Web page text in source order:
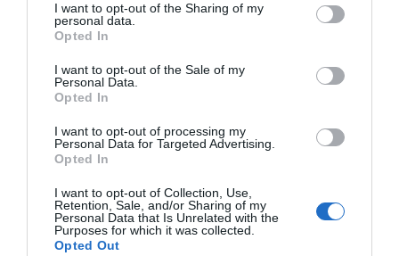
I want to opt-out of the Sharing of my
personal data.
Opted In
I want to opt-out of the Sale of my
Personal Data.
Opted In
I want to opt-out of processing my
Personal Data for Targeted Advertising.
Opted In
I want to opt-out of Collection, Use,
Retention, Sale, and/or Sharing of my
Personal Data that Is Unrelated with the
Purposes for which it was collected.
Opted Out